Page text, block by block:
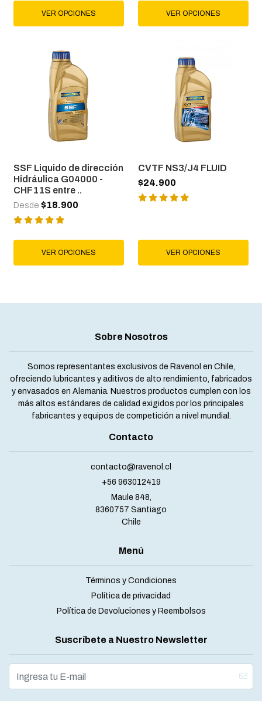
VER OPCIONES VER OPCIONES
SSF Liquido de dirección
Hidráulica G04000 -
CHF11S entre ..
Desde $18.900
VER OPCIONES
CVTF NS3/J4 FLUID
$24.900
VER OPCIONES
Sobre Nosotros
Somos representantes exclusivos de Ravenol en Chile,
ofreciendo lubricantes y aditivos de alto rendimiento, fabricados
y envasados en Alemania. Nuestros productos cumplen con los
más altos estándares de calidad exigidos por los principales
fabricantes y equipos de competición a nivel mundial.
Contacto
contacto@ravenol.cl
+56 963012419
Maule 848,
8360757 Santiago
Chile
Menú
Términos y Condiciones
Política de privacidad
Política de Devoluciones y Reembolsos
Suscríbete a Nuestro Newsletter